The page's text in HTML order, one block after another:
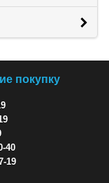
покупку
40
19